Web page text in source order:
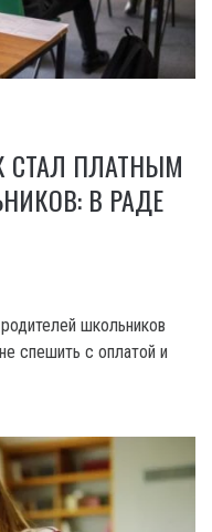
СТАЛ ПЛАТНЫМ
В РАДЕ
школьников
спешить с оплатой и